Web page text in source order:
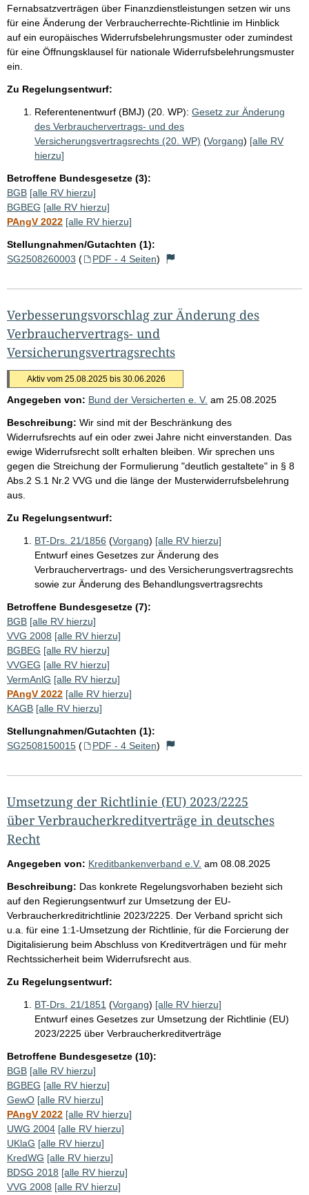
Fernabsatzverträgen über Finanzdienstleistungen setzen wir uns
für eine Änderung der Verbraucherrechte-Richtlinie im Hinblick
auf ein europäisches Widerrufsbelehrungsmuster oder zumindest
für eine Öffnungsklausel für nationale Widerrufsbelehrungsmuster
ein.
Zu Regelungsentwurf:
Referentenentwurf (BMJ) (20. WP): Gesetz zur Änderung
des Verbrauchervertrags- und des
Versicherungsvertragsrechts (20. WP) (Vorgang) [alle RV
hierzu]
Betroffene Bundesgesetze (3):
BGB [alle RV hierzu]
BGBEG [alle RV hierzu]
PAngV 2022 [alle RV hierzu]
Stellungnahmen/Gutachten (1):
SG2508260003 ( PDF - 4 Seiten)
Verbesserungsvorschlag zur Änderung des
Verbrauchervertrags- und
Versicherungsvertragsrechts
Aktiv vom 25.08.2025 bis 30.06.2026
Angegeben von: Bund der Versicherten e. V. am 25.08.2025
Beschreibung: Wir sind mit der Beschränkung des
Widerrufsrechts auf ein oder zwei Jahre nicht einverstanden. Das
ewige Widerrufsrecht sollt erhalten bleiben. Wir sprechen uns
gegen die Streichung der Formulierung "deutlich gestaltete" in § 8
Abs.2 S.1 Nr.2 VVG und die länge der Musterwiderrufsbelehrung
aus.
Zu Regelungsentwurf:
BT-Drs. 21/1856 (Vorgang) [alle RV hierzu]
Entwurf eines Gesetzes zur Änderung des
Verbrauchervertrags- und des Versicherungsvertragsrechts
sowie zur Änderung des Behandlungsvertragsrechts
Betroffene Bundesgesetze (7):
BGB [alle RV hierzu]
VVG 2008 [alle RV hierzu]
BGBEG [alle RV hierzu]
VVGEG [alle RV hierzu]
VermAnlG [alle RV hierzu]
PAngV 2022 [alle RV hierzu]
KAGB [alle RV hierzu]
Stellungnahmen/Gutachten (1):
SG2508150015 ( PDF - 4 Seiten)
Umsetzung der Richtlinie (EU) 2023/2225
über Verbraucherkreditverträge in deutsches
Recht
Angegeben von: Kreditbankenverband e.V. am 08.08.2025
Beschreibung: Das konkrete Regelungsvorhaben bezieht sich
auf den Regierungsentwurf zur Umsetzung der EU-
Verbraucherkreditrichtlinie 2023/2225. Der Verband spricht sich
u.a. für eine 1:1-Umsetzung der Richtlinie, für die Forcierung der
Digitalisierung beim Abschluss von Kreditverträgen und für mehr
Rechtssicherheit beim Widerrufsrecht aus.
Zu Regelungsentwurf:
BT-Drs. 21/1851 (Vorgang) [alle RV hierzu]
Entwurf eines Gesetzes zur Umsetzung der Richtlinie (EU)
2023/2225 über Verbraucherkreditverträge
Betroffene Bundesgesetze (10):
BGB [alle RV hierzu]
BGBEG [alle RV hierzu]
GewO [alle RV hierzu]
PAngV 2022 [alle RV hierzu]
UWG 2004 [alle RV hierzu]
UKlaG [alle RV hierzu]
KredWG [alle RV hierzu]
BDSG 2018 [alle RV hierzu]
VVG 2008 [alle RV hierzu]